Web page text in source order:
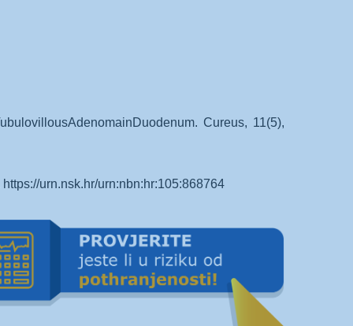
Cureus, 11(5),
urn.nsk.hr/urn:nbn:hr:105:868764